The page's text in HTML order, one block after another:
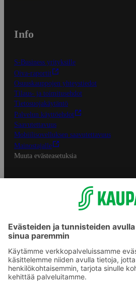
Info
S-Business yrityksille
Oiva-raportit
Osuuskauppojen yhteystiedot
Tilaus- ja toimitusehdot
Tietosuojakäytäntö
Palvelun käyttöehdot
Saavutettavuus
Mobiilisovelluksen saavutettavuus
Mainostajalle
Muuta evästeasetuksia
S-ryhmän palvelut
S-ryhmä
Asiakasomistajuus
S-ostoslista -sovellus
Prisma.fi
Sokos.fi